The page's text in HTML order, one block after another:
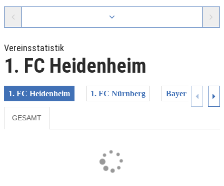
Vereinsstatistik
1. FC Heidenheim
1. FC Heidenheim 1. FC Nürnberg Bayer 04
GESAMT